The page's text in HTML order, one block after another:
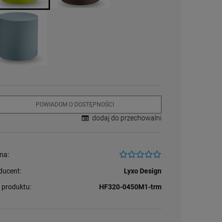
379,00 zł
295,00 zł
POWIADOM O DOSTĘPNOŚCI
dodaj do przechowalni
Lyxo Design
produktu:
HF320-0450M1-trm